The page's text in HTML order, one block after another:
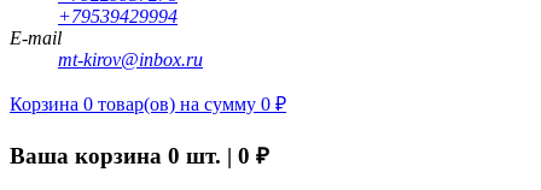
+79539429994
E-mail
mt-kirov@inbox.ru
Корзина 0 товар(ов) на сумму 0 ₽
Ваша корзина 0 шт. | 0 ₽